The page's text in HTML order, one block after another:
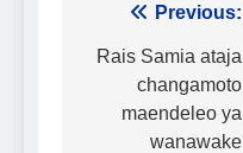
Urambazaji
wa
chapisho
Previous:
Rais Samia ataja
changamoto
maendeleo ya
wanawake